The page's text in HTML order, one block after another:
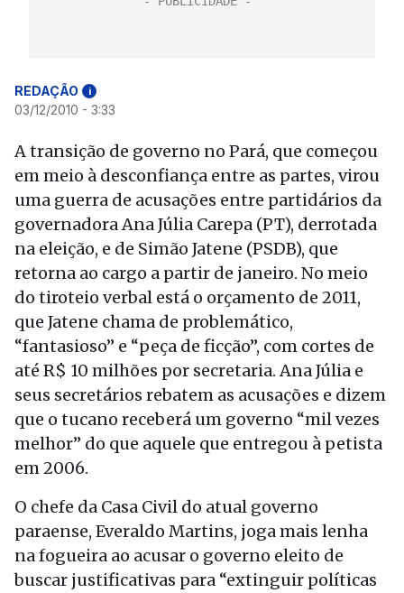
REDAÇÃO i
03/12/2010 - 3:33
A transição de governo no Pará, que começou
em meio à desconfiança entre as partes, virou
uma guerra de acusações entre partidários da
governadora Ana Júlia Carepa (PT), derrotada
na eleição, e de Simão Jatene (PSDB), que
retorna ao cargo a partir de janeiro. No meio
do tiroteio verbal está o orçamento de 2011,
que Jatene chama de problemático,
“fantasioso” e “peça de ficção”, com cortes de
até R$ 10 milhões por secretaria. Ana Júlia e
seus secretários rebatem as acusações e dizem
que o tucano receberá um governo “mil vezes
melhor” do que aquele que entregou à petista
em 2006.
O chefe da Casa Civil do atual governo
paraense, Everaldo Martins, joga mais lenha
na fogueira ao acusar o governo eleito de
buscar justificativas para “extinguir políticas